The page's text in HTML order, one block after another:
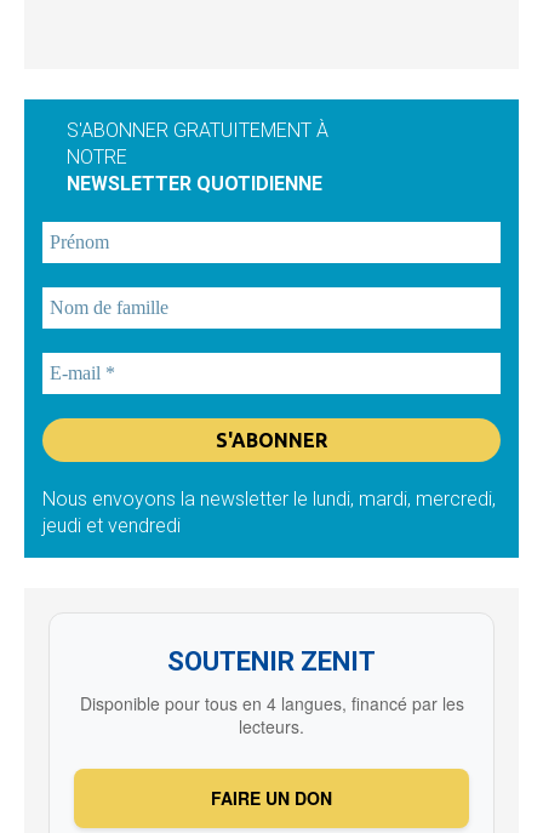
S'ABONNER GRATUITEMENT À
NOTRE
NEWSLETTER QUOTIDIENNE
Nous envoyons la newsletter le lundi, mardi, mercredi,
jeudi et vendredi
SOUTENIR ZENIT
Disponible pour tous en 4 langues, financé par les
lecteurs.
FAIRE UN DON